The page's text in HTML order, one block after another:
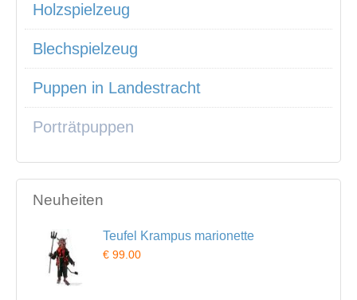
Holzspielzeug
Blechspielzeug
Puppen in Landestracht
Porträtpuppen
Neuheiten
Teufel Krampus marionette
€ 99.00